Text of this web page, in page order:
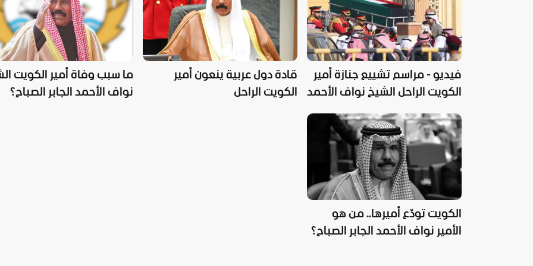
فيديو - مراسم تشييع جنازة أمير
الكويت الراحل الشيخ نواف الأحمد
قادة دول عربية ينعون أمير
الكويت الراحل
ما سبب وفاة أمير الكويت
نواف الأحمد الجابر الصباح؟
الكويت تودّع أميرها.. من هو
الأمير نواف الأحمد الجابر الصباح؟